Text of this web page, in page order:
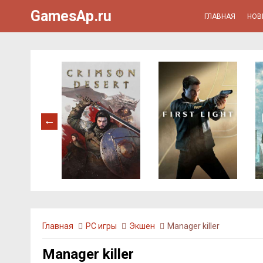
GamesAp.ru ГЛАВНАЯ
Главная PC игры Экшен Manager killer
Manager killer